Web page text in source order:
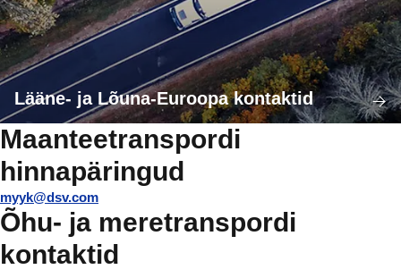
Lääne- ja Lõuna-Euroopa kontaktid
Maanteetranspordi
hinnapäringud
myyk@dsv.com
Õhu- ja meretranspordi
kontaktid